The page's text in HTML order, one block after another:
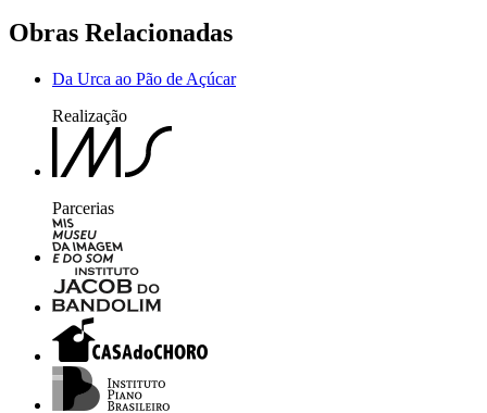
Obras Relacionadas
Da Urca ao Pão de Açúcar
Realização
Parcerias